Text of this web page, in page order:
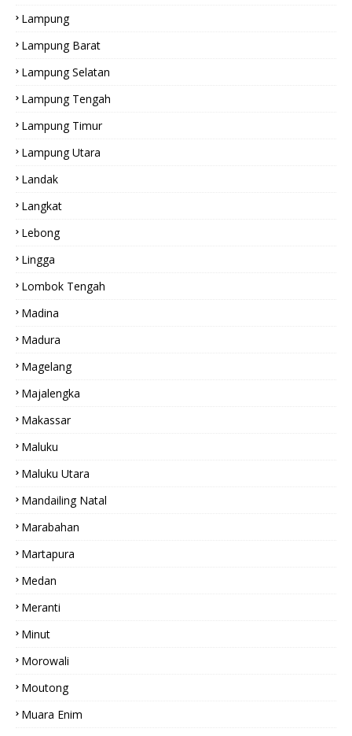
Lampung
Lampung Barat
Lampung Selatan
Lampung Tengah
Lampung Timur
Lampung Utara
Landak
Langkat
Lebong
Lingga
Lombok Tengah
Madina
Madura
Magelang
Majalengka
Makassar
Maluku
Maluku Utara
Mandailing Natal
Marabahan
Martapura
Medan
Meranti
Minut
Morowali
Moutong
Muara Enim